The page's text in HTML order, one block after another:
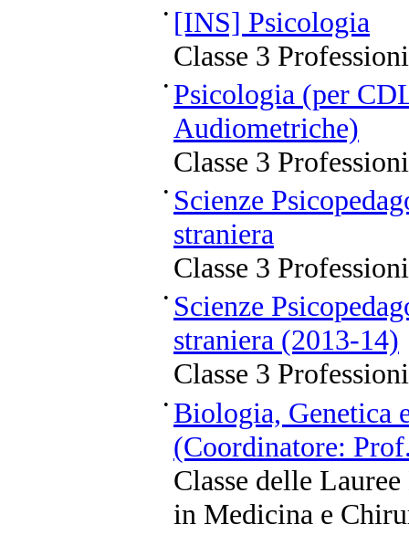
• [INS] Psicologia
Classe 3
• Psicologia (per
Audiometriche)
Classe 3
• Scienze
straniera
Classe 3
• Scienze
straniera (2013-14)
Classe 3
• Biologia, Genetica
(Coordinatore:
Classe delle
in Medicina e